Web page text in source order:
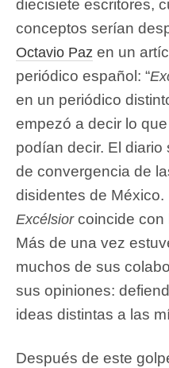
diecisiete escritores,
conceptos serían
Octavio Paz en un
periódico español: “
en un periódico
empezó a decir lo
podían decir. El
de convergencia de
disidentes de
Excélsiorcoincide con
Más de una vez
muchos de sus
sus opiniones:
ideas distintas a las
Después de este